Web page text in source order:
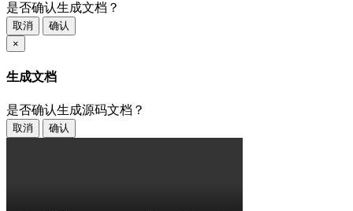
是否确认生成文档？
取消
确认
×
生成文档
是否确认生成源码文档？
取消 确认